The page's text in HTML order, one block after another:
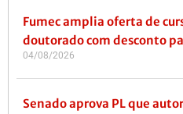
Fumec amplia oferta de
doutorado com desconto
04/08/2026
Senado aprova PL que